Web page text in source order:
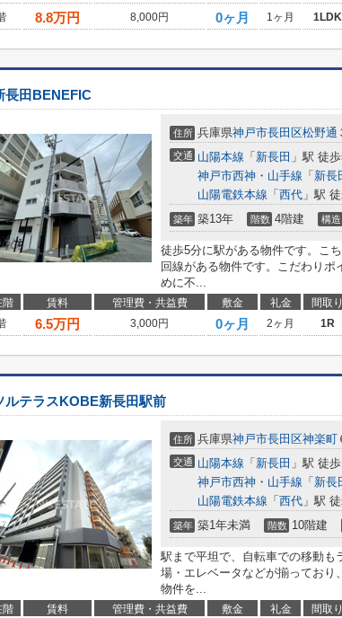
8.8万円 8,000円 0ヶ月 1ヶ月 1LDK
長田BENEFIC
住所 兵庫県神戸市長田区松野通
交通 山陽本線 「 新長田 」駅 徒
神戸市西神・山手線 「 新長
山陽電鉄本線 「 西代 」駅
築年 築13年 階数 4階建 構造
徒歩5分に駅がある物件です。こ
回線がある物件です。こだわり
めに不...
階 賃料 管理費・共益費 敷金 礼金 間取り
6.5万円 3,000円 0ヶ月 2ヶ月 1R
ルテラスKOBE新長田駅前
住所 兵庫県神戸市長田区神楽町
交通 山陽本線 「 新長田 」駅 徒
神戸市西神・山手線 「 新長
山陽電鉄本線 「 西代 」駅
築年 築1年未満 階数 10階建
駅まで平坦で、自転車での移動も
場・エレベータなどが揃っており
物件を...
階 賃料 管理費・共益費 敷金 礼金 間取り